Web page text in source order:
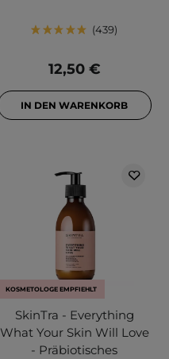
439
12,50 €
IN DEN WARENKORB
KOSMETOLOGE EMPFIEHLT
SkinTra - Everything
What Your Skin Will Love
- Präbiotisches